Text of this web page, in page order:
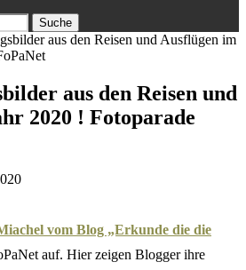
Suche
aus den Reisen und Ausflügen im
aus den Reisen und
2020 ! Fotoparade
vom Blog „Erkunde die die
auf. Hier zeigen Blogger ihre